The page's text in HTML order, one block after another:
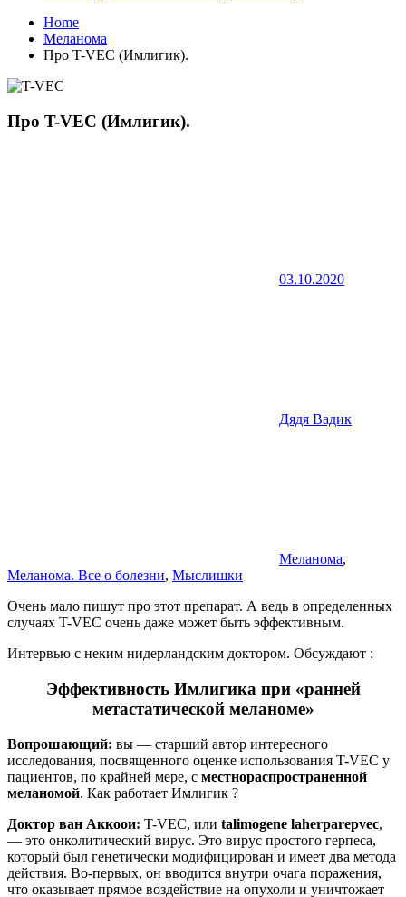
Home
Меланома
Про T-VEC (Имлигик).
Про T-VEC (Имлигик).
03.10.2020
Дядя Вадик
Меланома,
Меланома. Все о болезни, Мыслишки
Очень мало пишут про этот препарат. А ведь в определенных
случаях T-VEC очень даже может быть эффективным.
Интервью с неким нидерландским доктором. Обсуждают :
Эффективность Имлигика при «ранней
метастатической меланоме»
Вопрошающий: вы — старший автор интересного
исследования, посвященного оценке использования T-VEC у
пациентов, по крайней мере, с местнораспространенной
меланомой. Как работает Имлигик ?
Доктор ван Аккоои: T-VEC, или talimogene laherparepvec,
— это онколитический вирус. Это вирус простого герпеса,
который был генетически модифицирован и имеет два метода
действия. Во-первых, он вводится внутри очага поражения,
что оказывает прямое воздействие на опухоли и уничтожает